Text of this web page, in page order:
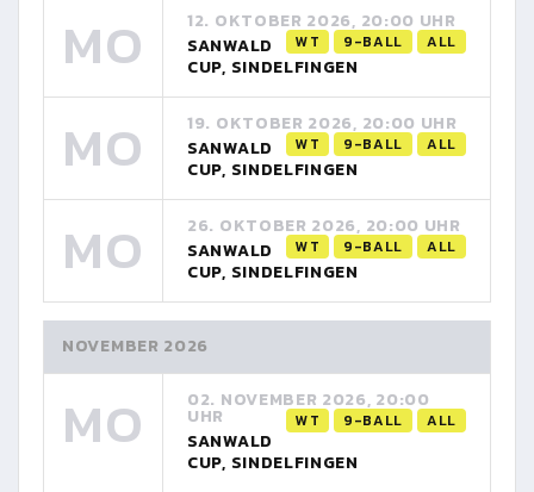
MO 12. OKTOBER 2026, 20:00 UHR
WT 9-BALL ALL
SANWALD
CUP, SINDELFINGEN
MO 19. OKTOBER 2026, 20:00 UHR
WT 9-BALL ALL
SANWALD
CUP, SINDELFINGEN
MO 26. OKTOBER 2026, 20:00 UHR
WT 9-BALL ALL
SANWALD
CUP, SINDELFINGEN
NOVEMBER 2026
MO 02. NOVEMBER 2026, 20:00
UHR WT 9-BALL ALL
SANWALD
CUP, SINDELFINGEN